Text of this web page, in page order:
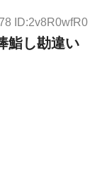
ID:2v8R0wfR0
鮨し勘違い